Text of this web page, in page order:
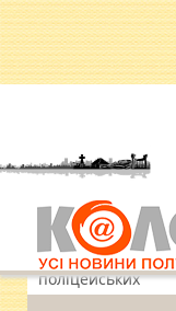
Головна »
злодій під час
поліцейських